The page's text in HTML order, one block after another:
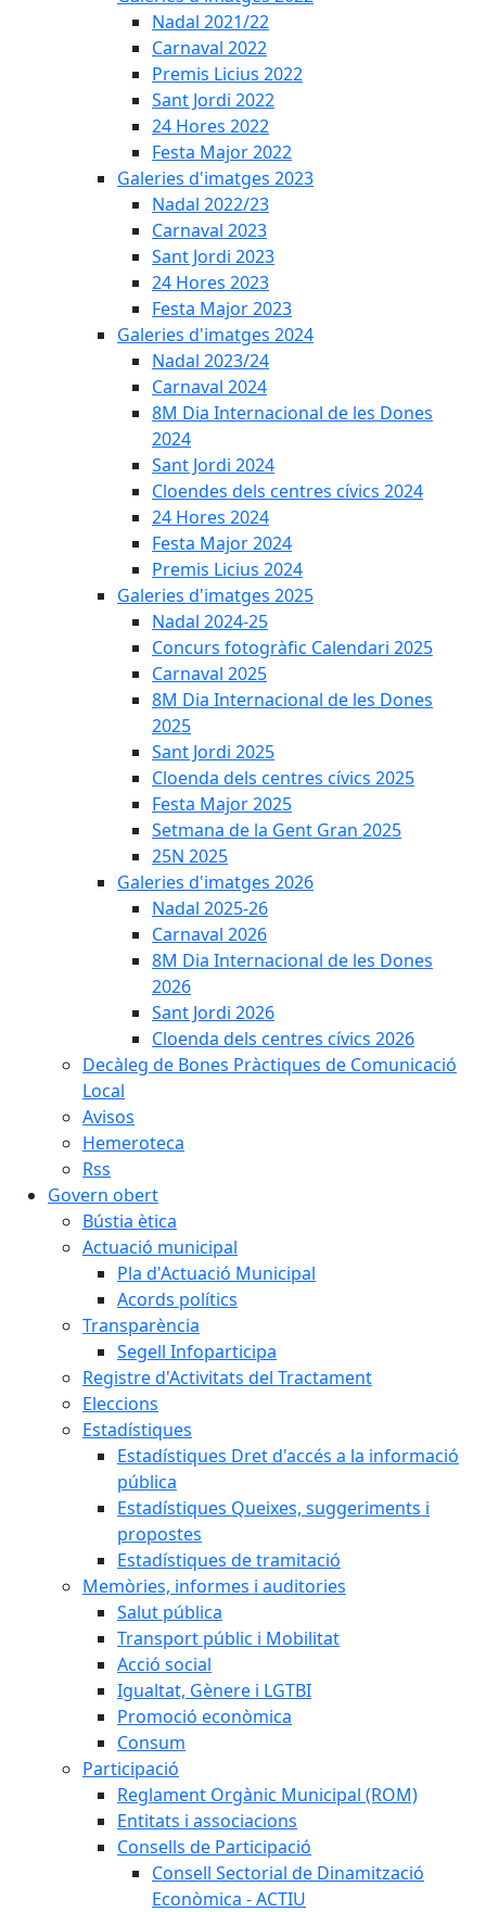
Nadal 2021/22
Carnaval 2022
Premis Licius 2022
Sant Jordi 2022
24 Hores 2022
Festa Major 2022
Galeries d'imatges 2023
Nadal 2022/23
Carnaval 2023
Sant Jordi 2023
24 Hores 2023
Festa Major 2023
Galeries d'imatges 2024
Nadal 2023/24
Carnaval 2024
8M Dia Internacional de les Dones
2024
Sant Jordi 2024
Cloendes dels centres cívics 2024
24 Hores 2024
Festa Major 2024
Premis Licius 2024
Galeries d'imatges 2025
Nadal 2024-25
Concurs fotogràfic Calendari 2025
Carnaval 2025
8M Dia Internacional de les Dones
2025
Sant Jordi 2025
Cloenda dels centres cívics 2025
Festa Major 2025
Setmana de la Gent Gran 2025
25N 2025
Galeries d'imatges 2026
Nadal 2025-26
Carnaval 2026
8M Dia Internacional de les Dones
2026
Sant Jordi 2026
Cloenda dels centres cívics 2026
Decàleg de Bones Pràctiques de Comunicació
Local
Avisos
Hemeroteca
Rss
Govern obert
Bústia ètica
Actuació municipal
Pla d'Actuació Municipal
Acords polítics
Transparència
Segell Infoparticipa
Registre d'Activitats del Tractament
Eleccions
Estadístiques
Estadístiques Dret d'accés a la informació
pública
Estadístiques Queixes, suggeriments i
propostes
Estadístiques de tramitació
Memòries, informes i auditories
Salut pública
Transport públic i Mobilitat
Acció social
Igualtat, Gènere i LGTBI
Promoció econòmica
Consum
Participació
Reglament Orgànic Municipal (ROM)
Entitats i associacions
Consells de Participació
Consell Sectorial de Dinamització
Econòmica - ACTIU